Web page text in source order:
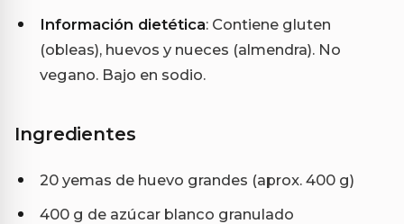
Información dietética: Contiene gluten
(obleas), huevos y nueces (almendra). No
vegano. Bajo en sodio.
Ingredientes
20 yemas de huevo grandes (aprox. 400 g)
400 g de azúcar blanco granulado